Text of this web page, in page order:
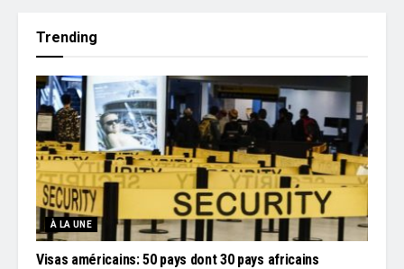
Trending
À LA UNE
Visas américains: 50 pays dont 30 pays africains